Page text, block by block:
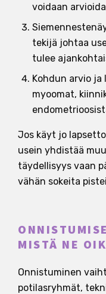
voidaan
tekijä johtaa
tulee
Kohdun arvio
myoomat,
Jos käyt jo
usein yhdistää
täydellisyys vaan
vähän sokeita
MISTÄ NE
Onnistuminen
potilasryhmät,